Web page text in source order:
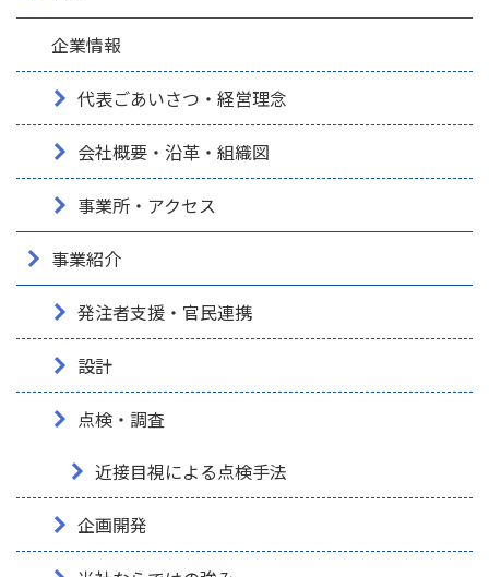
企業情報
代表ごあいさつ・経営理念
会社概要・沿革・組織図
事業所・アクセス
事業紹介
発注者支援・官民連携
設計
点検・調査
近接目視による点検手法
企画開発